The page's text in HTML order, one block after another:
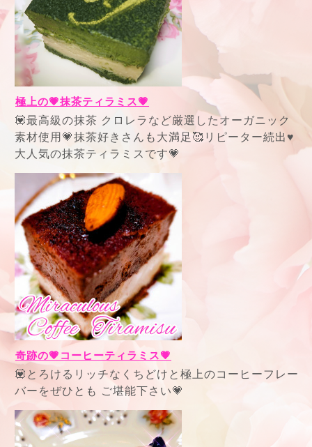
極上の💗抹茶ティラミス💗
💟最高級の抹茶 クロレラなど厳選したオーガニック
素材使用💗抹茶好きさんも大満足🥰リピーター続出♥
大人気の抹茶ティラミスです💗
奇跡の💗コーヒーティラミス💗
💟とろけるリッチなくちどけと極上のコーヒーフレー
バーをぜひとも ご堪能下さい💗